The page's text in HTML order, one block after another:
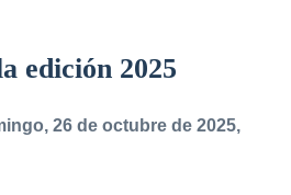
edición 2025
26 de octubre de 2025,